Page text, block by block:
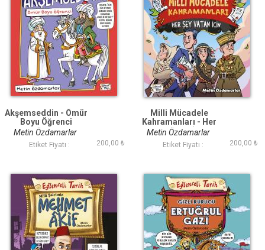
Akşemseddin - Ömür
Boyu Öğrenci
Metin Özdamarlar
Etiket Fiyatı : 200,00 ₺
Milli Mücadele
Kahramanları - Her
Şey Vatan İçin
Metin Özdamarlar
Etiket Fiyatı : 200,00 ₺